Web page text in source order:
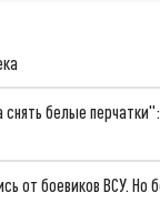
снять белые
от боевиков ВСУ. Но